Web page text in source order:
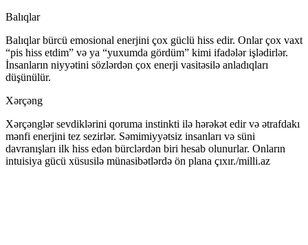
Balıqlar
Balıqlar bürcü emosional enerjini çox güclü hiss edir. Onlar çox vaxt
“pis hiss etdim” və ya “yuxumda gördüm” kimi ifadələr işlədirlər.
İnsanların niyyətini sözlərdən çox enerji vasitəsilə anladıqları
düşünülür.
Xərçəng
Xərçənglər sevdiklərini qoruma instinkti ilə hərəkət edir və ətrafdakı
mənfi enerjini tez sezirlər. Səmimiyyətsiz insanları və süni
davranışları ilk hiss edən bürclərdən biri hesab olunurlar. Onların
intuisiya gücü xüsusilə münasibətlərdə ön plana çıxır./milli.az